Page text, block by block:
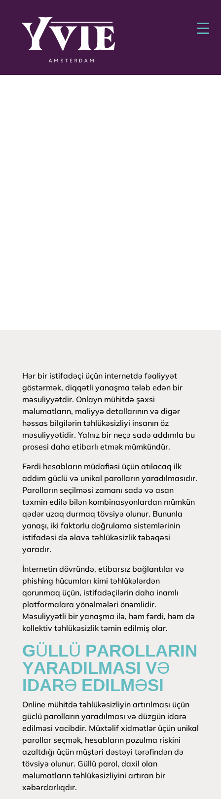
Hər bir istifadəçi üçün internetdə fəaliyyət
göstərmək, diqqətli yanaşma tələb edən bir
məsuliyyətdir. Onlayn mühitdə şəxsi
məlumatların, maliyyə detallarının və digər
həssas bilgilərin təhlükəsizliyi insanın öz
məsuliyyətidir. Yalnız bir neçə sadə addımla bu
prosesi daha etibarlı etmək mümkündür.
Fərdi hesabların müdafiəsi üçün atılacaq ilk
addım güclü və unikal parolların yaradılmasıdır.
Parolların seçilməsi zamanı sadə və asan
təxmin edilə bilən kombinasyonlardan mümkün
qədər uzaq durmaq tövsiyə olunur. Bununla
yanaşı, iki faktorlu doğrulama sistemlərinin
istifadəsi də əlavə təhlükəsizlik təbəqəsi
yaradır.
İnternetin dövründə, etibarsız bağlantılar və
phishing hücumları kimi təhlükələrdən
qorunmaq üçün, istifadəçilərin daha inamlı
platformalara yönəlmələri önəmlidir.
Məsuliyyətli bir yanaşma ilə, həm fərdi, həm də
kollektiv təhlükəsizlik təmin edilmiş olar.
GÜLLÜ PAROLLARIN
YARADILMASI VƏ
IDARƏ EDILMƏSI
Online mühitdə təhlükəsizliyin artırılması üçün
güclü parolların yaradılması və düzgün idarə
edilməsi vacibdir. Müxtəlif xidmətlər üçün unikal
parollar seçmək, hesabların pozulma riskini
azaltdığı üçün müştəri dəstəyi tərəfindən də
tövsiyə olunur. Güllü parol, daxil olan
məlumatların təhlükəsizliyini artıran bir
xəbərdarlıqdır.